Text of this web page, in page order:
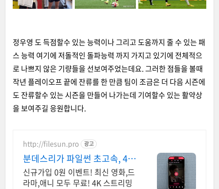
정우영 도 득점할수 있는 능력이나 그리고 도움까지 줄 수 있는 패
스 능력 여기에 저돌적인 돌파능력 까지 가지고 있기에 전체적으
로 나쁘지 않은 기량들을 선보여주었는데요. 그러한 점들을 볼때
작년 플레이오프 끝에 잔류를 한 만큼 팀이 조금은 더 다음 시즌에
도 잔류할수 있는 시즌을 만들어 나가는데 기여할수 있는 활약상
을 보여주길 응원합니다.
http://filesun.pro 광고
분데스리가 파일썬 초고속, 4K
실시간 보기!
신규가입 0원 이벤트! 최신 영화,드
라마,애니 모두 무료! 4K 스트리밍